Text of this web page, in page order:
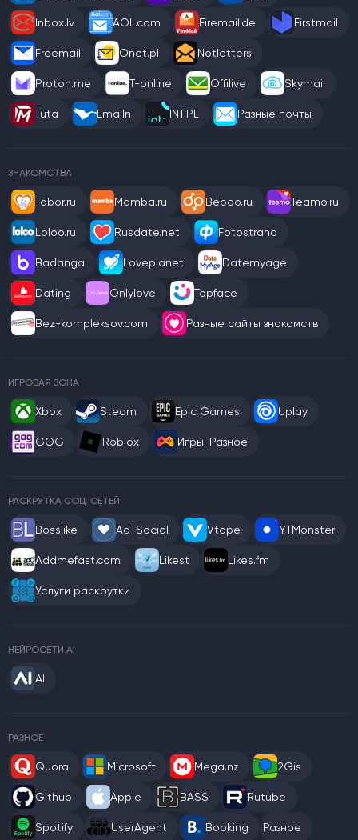
Inbox.lv AOL.com Firemail.de Firstmail
Freemail Onet.pl Notletters
Proton.me T-online Offilive Skymail
Tuta Emailn INT.PL Разные почты
ЗНАКОМСТВА
Tabor.ru Mamba.ru Beboo.ru Teamo.ru
Loloo.ru Rusdate.net Fotostrana
Badanga Loveplanet Datemyage
Dating Onlylove Topface
Bez-kompleksov.com Разные сайты знакомств
ИГРОВАЯ ЗОНА
Xbox Steam Epic Games Uplay
GOG Roblox Игры: Разное
РАСКРУТКА СОЦ. СЕТЕЙ
Bosslike Ad-Social Vtope YTMonster
Addmefast.com Likest Likes.fm
Услуги раскрутки
НЕЙРОСЕТИ AI
AI
РАЗНОЕ
Quora Microsoft Mega.nz 2Gis
Github Apple BASS Rutube
Spotify UserAgent Booking Разное